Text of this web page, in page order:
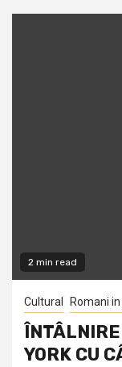
2 min read
Cultural Romani
YORK CU